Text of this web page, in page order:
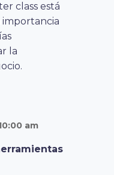
class está
la
am